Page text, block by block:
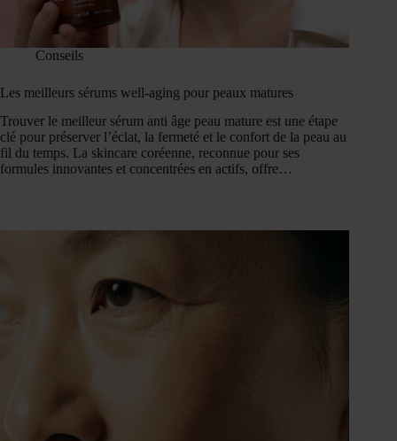
Conseils
Les meilleurs sérums well-aging pour peaux matures
Trouver le meilleur sérum anti âge peau mature est une étape
clé pour préserver l’éclat, la fermeté et le confort de la peau au
fil du temps. La skincare coréenne, reconnue pour ses
formules innovantes et concentrées en actifs, offre…